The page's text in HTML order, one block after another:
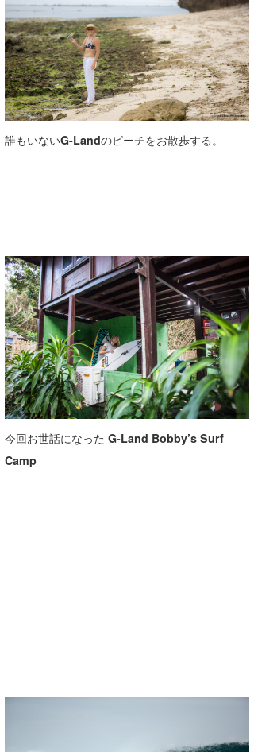
誰もいないG-Landのビーチをお散歩する。
今回お世話になったG-Land Bobby’s Surf
Camp